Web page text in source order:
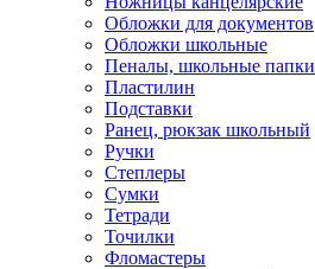
Обложки для документов
Обложки школьные
Пеналы, школьные папки
Пластилин
Подставки
Ранец, рюкзак школьный
Ручки
Степлеры
Сумки
Тетради
Точилки
Фломастеры